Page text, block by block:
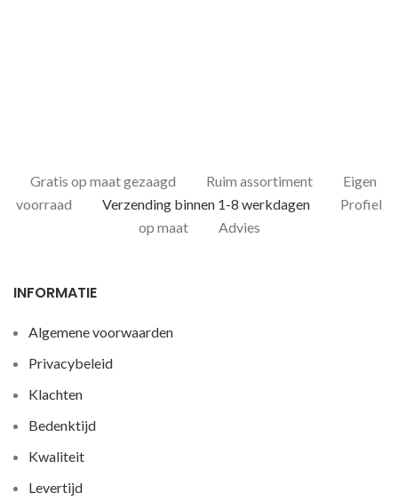
Gratis op maat gezaagd Ruim assortiment
Eigen
voorraad
Verzending binnen 1-8 werkdagen
Profiel
op maat
Advies
INFORMATIE
Algemene voorwaarden
Privacybeleid
Klachten
Bedenktijd
Kwaliteit
Levertijd